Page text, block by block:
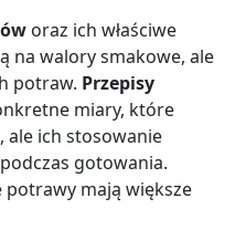
oraz ich właściwe
na walory smakowe, ale
potraw. Przepisy
miary, które
ale ich stosowanie
gotowania.
mają większe